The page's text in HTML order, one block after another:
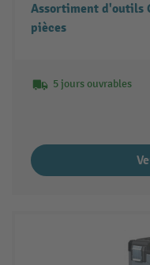
Assortiment d'outils
pièces
5 jours ouvrables